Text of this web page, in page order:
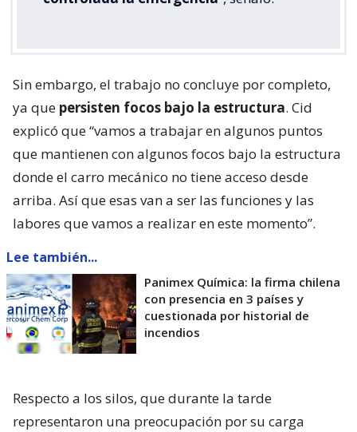
Sin embargo, el trabajo no concluye por completo,
ya que persisten focos bajo la estructura. Cid
explicó que “vamos a trabajar en algunos puntos
que mantienen con algunos focos bajo la estructura
donde el carro mecánico no tiene acceso desde
arriba. Así que esas van a ser las funciones y las
labores que vamos a realizar en este momento”.
Lee también...
Panimex Química: la firma chilena
con presencia en 3 países y
cuestionada por historial de
incendios
Respecto a los silos, que durante la tarde
representaron una preocupación por su carga